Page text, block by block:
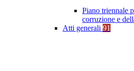
Piano triennale
corruzione e
Atti generali 91